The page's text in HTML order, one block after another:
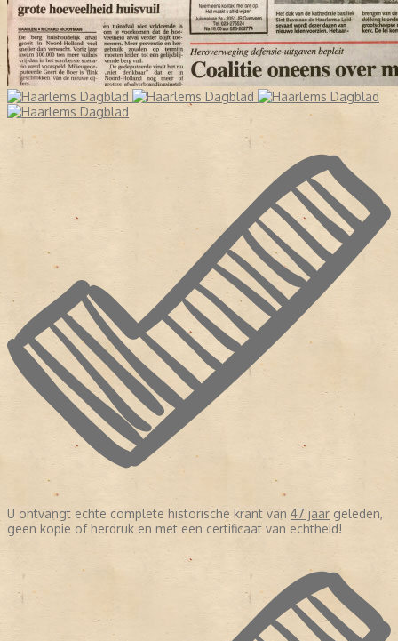
U ontvangt echte complete historische krant van 47 jaar geleden,
geen kopie of herdruk en met een certificaat van echtheid!